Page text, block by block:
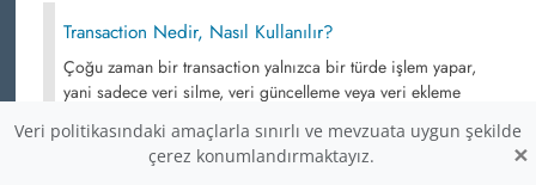
Transaction Nedir, Nasıl Kullanılır?
Çoğu zaman bir transaction yalnızca bir türde işlem yapar,
yani sadece veri silme, veri güncelleme veya veri ekleme
birden fazla da işlem yapılabilir. Yine transaction içinde
SELECT işlemleri de yapılabilmektedir. Peki bunlar bizim
Veri politikasındaki amaçlarla sınırlı ve mevzuata uygun şekilde
çerez konumlandırmaktayız.
×